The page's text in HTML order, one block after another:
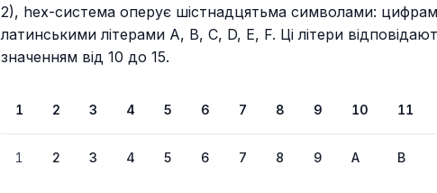
2), hex-система оперує шістнадцятьма символами:
латинськими літерами A, B, C, D, E, F. Ці літери
значенням від 10 до 15.
1 2 3 4 5 6 7 8 9 10 11
1 2 3 4 5 6 7 8 9 A B